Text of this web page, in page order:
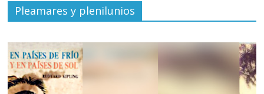
Pleamares y plenilunios